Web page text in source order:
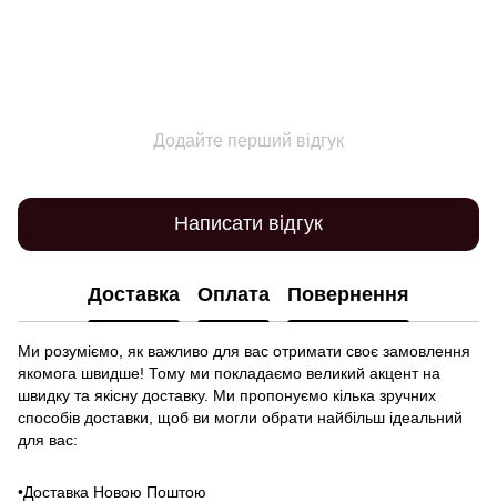
Додайте перший відгук
Написати відгук
Доставка Оплата Повернення
Ми розуміємо, як важливо для вас отримати своє замовлення
якомога швидше! Тому ми покладаємо великий акцент на
швидку та якісну доставку. Ми пропонуємо кілька зручних
способів доставки, щоб ви могли обрати найбільш ідеальний
для вас:
•Доставка Новою Поштою